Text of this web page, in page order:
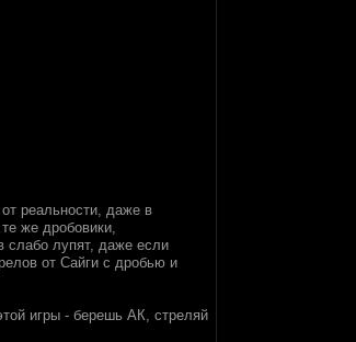
реальности, даже в
же дробовики,
слабо лупят, даже если
от Сайги с дробью и
игры - берешь АК, стреляй